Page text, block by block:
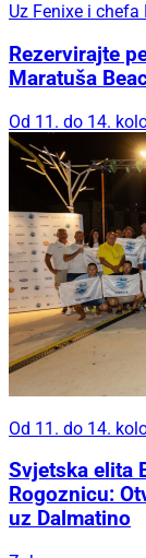
Uz Fenixe i chefa
Rezervirajte
Maratuša
Od 11. do 14.
Od 11. do 14.
Svjetska elita
Rogoznicu:
uz Dalmatino